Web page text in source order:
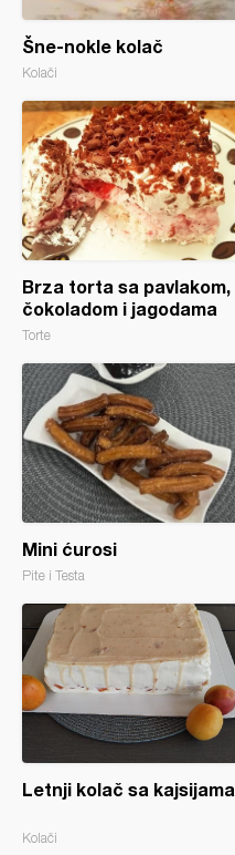
Šne-nokle kolač
Kolači
Brza torta sa pavlakom,
čokoladom i jagodama
Torte
Mini ćurosi
Pite i Testa
Letnji kolač sa kajsijama
Kolači